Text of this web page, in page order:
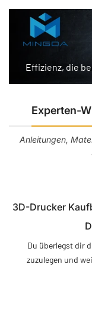
Effizienz, die
Experten-
Anleitungen,
3D-Drucker
Du überlegst dir
zuzulegen und